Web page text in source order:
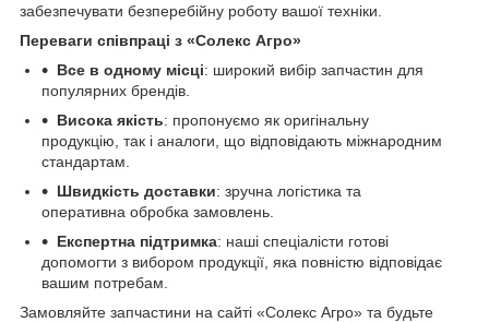
забезпечувати безперебійну роботу вашої техніки.
Переваги співпраці з «Солекс Агро»
Все в одному місці: широкий вибір запчастин для
популярних брендів.
Висока якість: пропонуємо як оригінальну
продукцію, так і аналоги, що відповідають міжнародним
стандартам.
Швидкість доставки: зручна логістика та
оперативна обробка замовлень.
Експертна підтримка: наші спеціалісти готові
допомогти з вибором продукції, яка повністю відповідає
вашим потребам.
Замовляйте запчастини на сайті «Солекс Агро» та будьте